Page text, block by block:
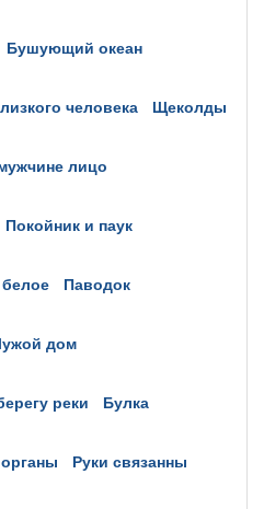
бушующий океан
человека щеколды
лицо
покойник и паук
белое паводок
чужой дом
реки булка
руки связанны